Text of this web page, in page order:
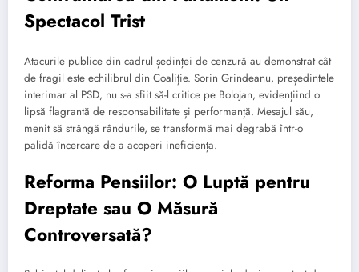
Spectacol Trist
Atacurile publice din cadrul ședinței de cenzură au demonstrat cât
de fragil este echilibrul din Coaliție. Sorin Grindeanu, președintele
interimar al PSD, nu s-a sfiit să-l critice pe Bolojan, evidențiind o
lipsă flagrantă de responsabilitate și performanță. Mesajul său,
menit să strângă rândurile, se transformă mai degrabă într-o
palidă încercare de a acoperi ineficiența.
Reforma Pensiilor: O Luptă pentru
Dreptate sau O Măsură
Controversată?